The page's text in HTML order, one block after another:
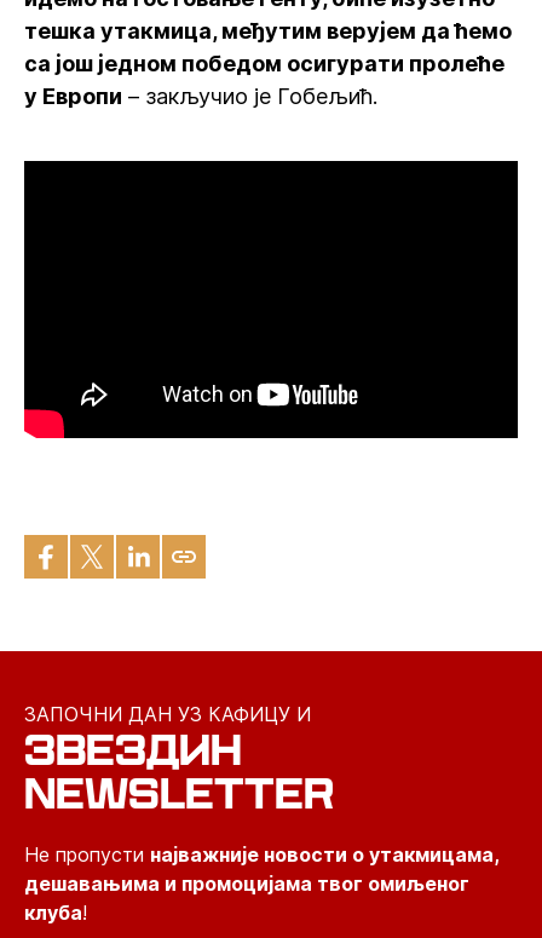
тешка утакмица, међутим верујем да ћемо
са још једном победом осигурати пролеће
у Европи – закључио је Гобељић.
ЗАПОЧНИ ДАН УЗ КАФИЦУ И
ЗВЕЗДИН
NEWSLETTER
Не пропусти најважније новости о утакмицама,
дешавањима и промоцијама твог омиљеног
клуба!